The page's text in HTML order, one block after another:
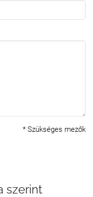
* Szükséges mezők
szerint